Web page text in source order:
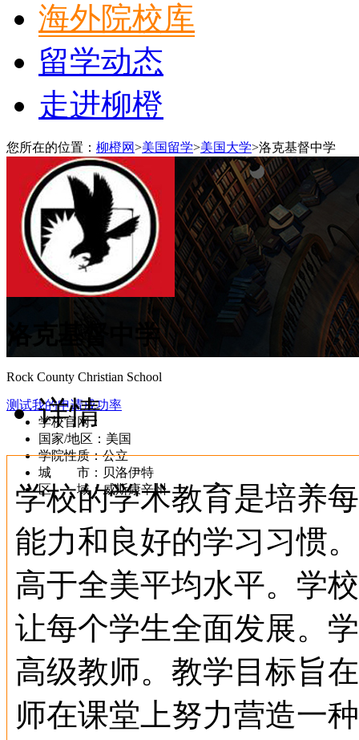
海外院校库
留学动态
走进柳橙
您所在的位置： 柳橙网>美国留学>美国大学>洛克基督中学
洛克基督中学
Rock County Christian School
测试我的申请成功率
学校官网：
国家/地区：美国
学院性质：公立
城 市：贝洛伊特
区 域：威斯康辛州
详情
学校的学术教育是培养
能力和良好的学习习惯
高于全美平均水平。学
让每个学生全面发展。
高级教师。教学目标旨
师在课堂上努力营造一